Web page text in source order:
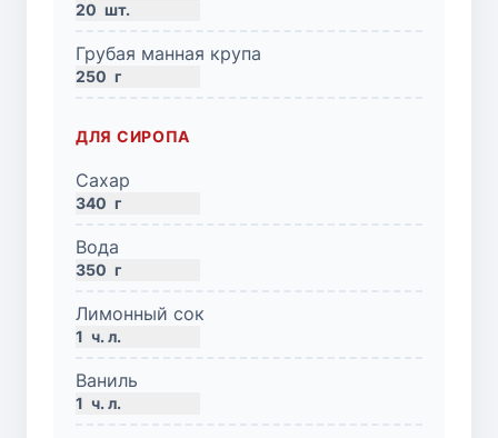
20 шт.
Грубая манная крупа
250 г
ДЛЯ СИРОПА
Сахар
340 г
Вода
350 г
Лимонный сок
1 ч. л.
Ваниль
1 ч. л.